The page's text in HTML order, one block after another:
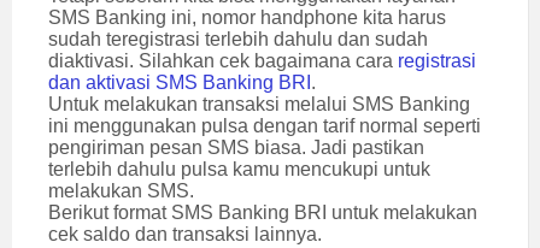
SMS Banking ini, nomor handphone kita harus
sudah teregistrasi terlebih dahulu dan sudah
diaktivasi. Silahkan cek bagaimana cara registrasi
dan aktivasi SMS Banking BRI .
Untuk melakukan transaksi melalui SMS Banking
ini menggunakan pulsa dengan tarif normal seperti
pengiriman pesan SMS biasa. Jadi pastikan
terlebih dahulu pulsa kamu mencukupi untuk
melakukan SMS.
Berikut format SMS Banking BRI untuk melakukan
cek saldo dan transaksi lainnya.